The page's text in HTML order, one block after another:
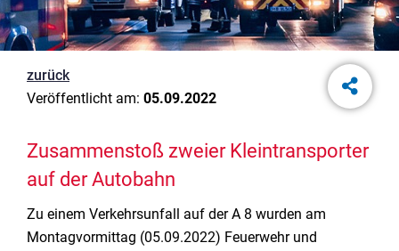
zurück
Veröffentlicht am: 05.09.2022
Zusammenstoß zweier Kleintransporter
auf der Autobahn
Zu einem Verkehrsunfall auf der A 8 wurden am
Montagvormittag (05.09.2022) Feuerwehr und